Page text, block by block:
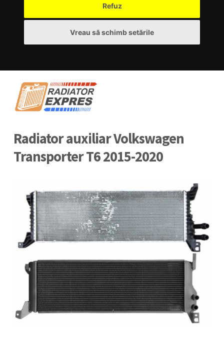
Refuz
Vreau să schimb setările
Radiator auxiliar Volkswagen
Transporter T6 2015-2020